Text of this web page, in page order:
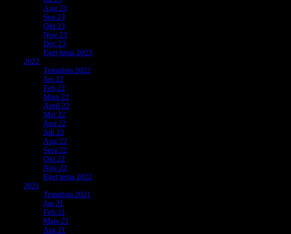
Aug 23
Sep 23
Okt 23
Nov 23
Dec 23
Eget tema 2023
2022
Temalista 2022
Jan 22
Feb 22
Mars 22
April 22
Maj 22
Juni 22
Juli 22
Aug 22
Sept 22
Okt 22
Nov 22
Eget tema 2022
2021
Temalista 2021
Jan 21
Feb 21
Mars 21
Apr 21